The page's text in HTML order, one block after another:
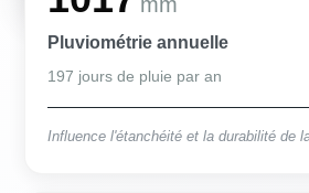
Pluviométrie annuelle
197 jours de pluie par an
Influence l'étanchéité et la durabilité de